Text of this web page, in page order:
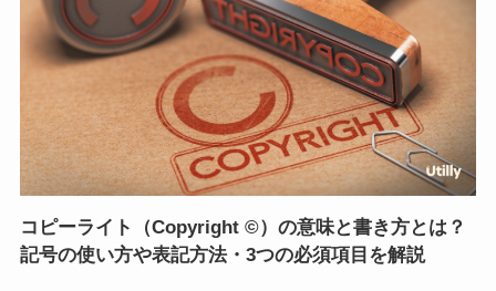
コピーライト（Copyright ©）の意味と書き方とは？
記号の使い方や表記方法・3つの必須項目を解説